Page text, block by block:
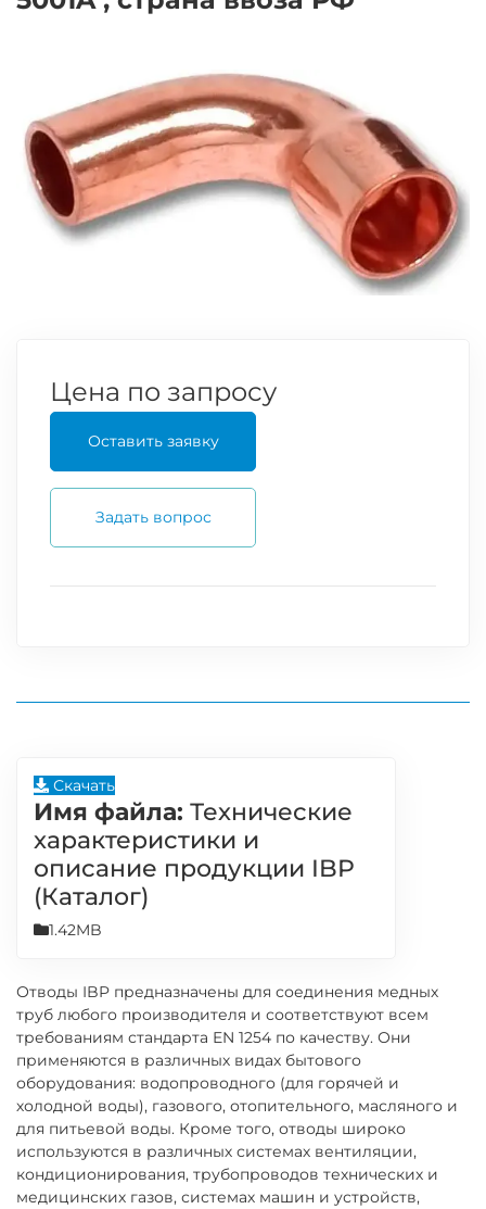
Цена по запросу
Оставить заявку
Задать вопрос
Скачать
Имя файла: Технические
характеристики и
описание продукции IBP
(Каталог)
1.42MB
Отводы IBP предназначены для соединения медных
труб любого производителя и соответствуют всем
требованиям стандарта EN 1254 по качеству. Они
применяются в различных видах бытового
оборудования: водопроводного (для горячей и
холодной воды), газового, отопительного, масляного и
для питьевой воды. Кроме того, отводы широко
используются в различных системах вентиляции,
кондиционирования, трубопроводов технических и
медицинских газов, системах машин и устройств,